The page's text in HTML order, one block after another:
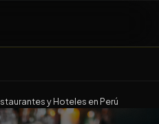
y Hoteles en Perú